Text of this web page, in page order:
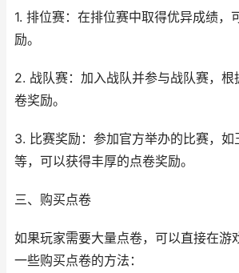
1. 排位赛：在排位赛中取得优异成绩，
励。
2. 战队赛：加入战队并参与战队赛，根
卷奖励。
3. 比赛奖励：参加官方举办的比赛，如
等，可以获得丰厚的点卷奖励。
三、购买点卷
如果玩家需要大量点卷，可以直接在游
一些购买点卷的方法：